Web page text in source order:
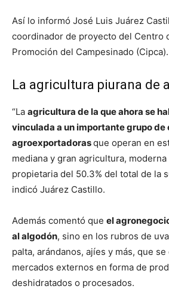
Así lo informó José Luis Juárez
coordinador de proyecto del Centro
Promoción del Campesinado (Cipca).
La agricultura piurana de
“La agricultura de la que ahora se
vinculada a un importante grupo de
agroexportadorasque operan en
mediana y gran agricultura,
propietaria del 50.3% del total de la
indicó Juárez Castillo.
Además comentó que el
al algodón, sino en los rubros de
palta, arándanos, ajíes y más, que
mercados externos en forma de
deshidratados o procesados.